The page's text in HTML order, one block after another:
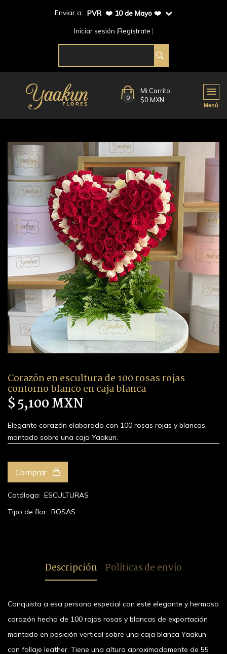
Enviar a: PVR ❤️ 10 de Mayo ❤️
Iniciar sesión Regístrate
0
Mi Carrito
$0 MXN
Corazón en escultura de 100 rosas rojas
contorno blanco en caja blanca
$ 5,100 MXN
Elegante corazón elaborado con 100 rosas rojas y blancas,
montado sobre una caja Yaakun.
Comprar
Catálogo: ESCULTURAS
Tipo de flor: ROSAS
Descripción Políticas de envío
Conquista a esa persona especial con este elegante y hermoso
corazón hecho de 100 rojas rosas y blancas de exportación
montado en posición vertical sobre una caja blanca Yaakun
con follaje leather. Tiene una altura aproximadamente de 55